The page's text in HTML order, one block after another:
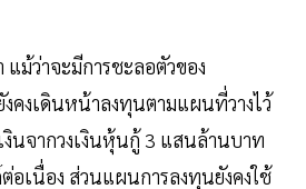
แม้ว่าจะมีการชะลอตัวของ
คงเดินหน้าลงทุนตามแผนที่วางไว้
งินจากวงเงินหุ้นกู้ 3 แสนล้านบาท
เนื่อง ส่วนแผนการลงทุนยังคงใช้